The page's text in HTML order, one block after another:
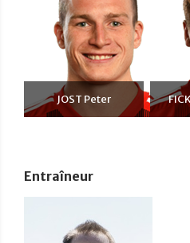
JOST Peter
Entraîneur